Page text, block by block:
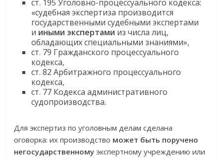
ст. 195 Уголовно-процессуального кодекса:
«судебная экспертиза производится
государственными судебными экспертами
и иными экспертами из числа лиц,
обладающих специальными знаниями»,
ст. 79 Гражданского процессуального
кодекса,
ст. 82 Арбитражного процессуального
кодекса,
ст. 77 Кодекса административного
судопроизводства.
Для экспертиз по уголовным делам сделана
оговорка: их производство может быть поручено
негосударственному экспертному учреждению или